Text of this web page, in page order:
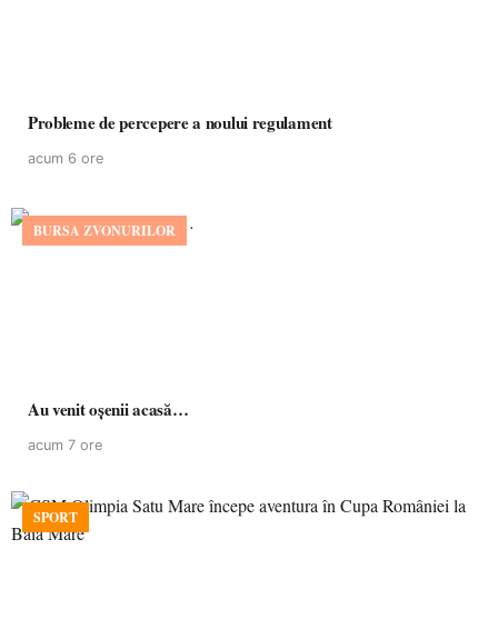
Probleme de percepere a noului regulament
acum 6 ore
BURSA ZVONURILOR
Au venit oșenii acasă…
acum 7 ore
SPORT